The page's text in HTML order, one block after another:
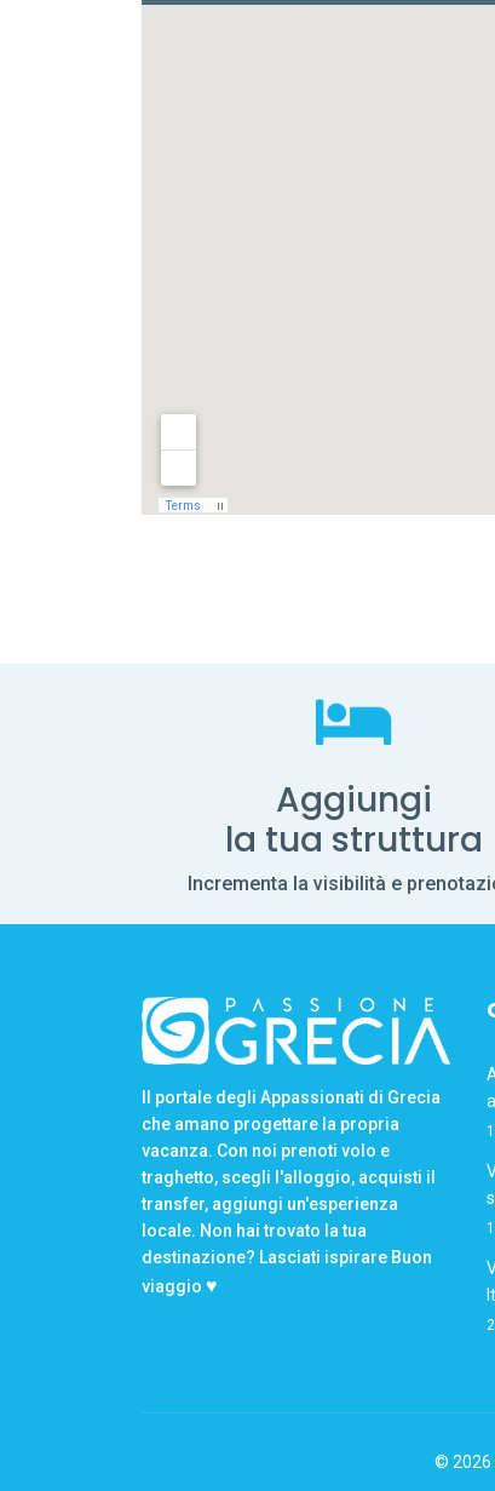
Aggiungi
la tua struttura
Incrementa la visibilità e
Il portale degli Appassionati di Grecia
che amano progettare la propria
vacanza. Con noi prenoti volo e
traghetto, scegli l'alloggio, acquisti il
transfer, aggiungi un'esperienza
locale. Non hai trovato la tua
destinazione? Lasciati ispirare Buon
viaggio ♥
© 2026